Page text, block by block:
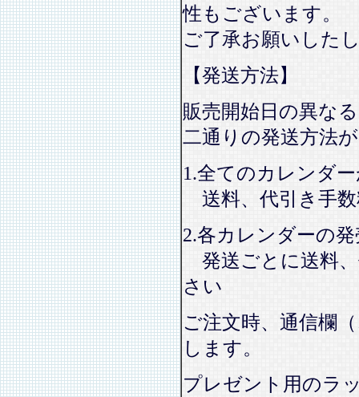
性もございます。
ご了承お願いした
【発送方法】
販売開始日の異な
二通りの発送方法
1.全てのカレンダ
送料、代引き手
2.各カレンダーの
発送ごとに送料
さい
ご注文時、通信欄
します。
プレゼント用のラ